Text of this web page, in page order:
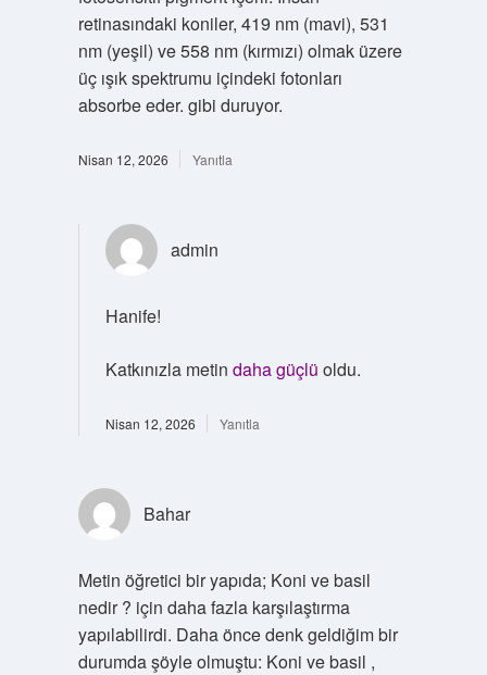
retinasındaki koniler, 419 nm (mavi), 531
nm (yeşil) ve 558 nm (kırmızı) olmak üzere
üç ışık spektrumu içindeki fotonları
absorbe eder. gibi duruyor.
Nisan 12, 2026 Yanıtla
admin
Hanife!
Katkınızla metin daha güçlü oldu.
Nisan 12, 2026 Yanıtla
Bahar
Metin öğretici bir yapıda; Koni ve basil
nedir ? için daha fazla karşılaştırma
yapılabilirdi. Daha önce denk geldiğim bir
durumda şöyle olmuştu: Koni ve basil ,